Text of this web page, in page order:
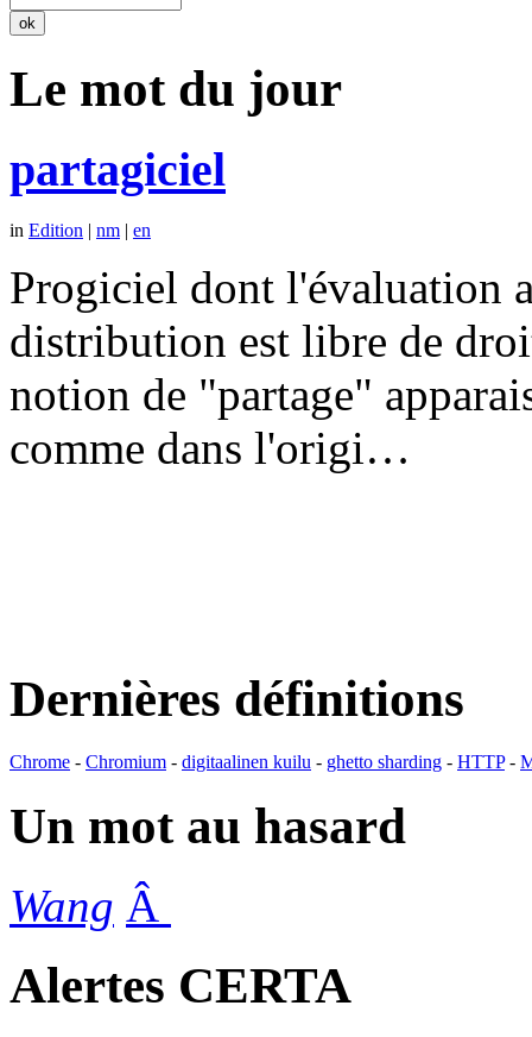
Le mot du jour
partagiciel
in Edition | nm | en
Progiciel dont l'évaluation
distribution est libre de
notion de "partage"
comme dans l'origi…
Dernières définitions
Chrome - Chromium - digitaalinen kuilu - ghetto sharding - HTTP-
Un mot au hasard
Wang Â
Alertes CERTA